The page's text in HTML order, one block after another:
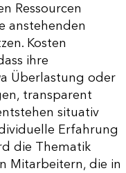
Ressourcen
anstehenden
Kosten
ihre
Überlastung oder
transparent
situativ
Erfahrung
die Thematik
Mitarbeitern, die in